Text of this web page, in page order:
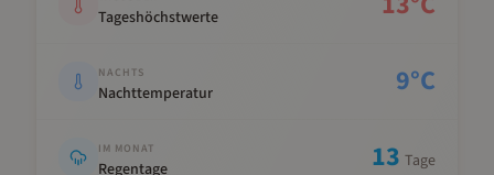
Tageshöchstwerte
NACHTS
Nachttemperatur 9°C
IM MONAT
Regentage 13 Tage